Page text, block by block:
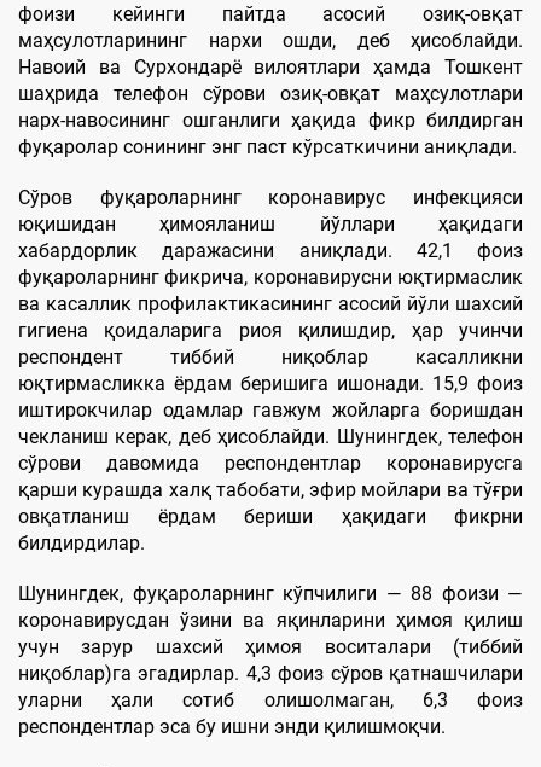
фоизи кейинги пайтда асосий озиқ-овқат
маҳсулотларининг нархи ошди, деб ҳисоблайди.
Навоий ва Сурхондарё вилоятлари ҳамда Тошкент
шаҳрида телефон сўрови озиқ-овқат маҳсулотлари
нарх-навосининг ошганлиги ҳақида фикр билдирган
фуқаролар сонининг энг паст кўрсаткичини аниқлади.
Сўров фуқароларнинг коронавирус инфекцияси
юқишидан ҳимояланиш йўллари ҳақидаги
хабардорлик даражасини аниқлади. 42,1 фоиз
фуқароларнинг фикрича, коронавирусни юқтирмаслик
ва касаллик профилактикасининг асосий йўли шахсий
гигиена қоидаларига риоя қилишдир, ҳар учинчи
респондент тиббий ниқоблар касалликни
юқтирмасликка ёрдам беришига ишонади. 15,9 фоиз
иштирокчилар одамлар гавжум жойларга боришдан
чекланиш керак, деб ҳисоблайди. Шунингдек, телефон
сўрови давомида респондентлар коронавирусга
қарши курашда халқ табобати, эфир мойлари ва тўғри
овқатланиш ёрдам бериши ҳақидаги фикрни
билдирдилар.
Шунингдек, фуқароларнинг кўпчилиги — 88 фоизи —
коронавирусдан ўзини ва яқинларини ҳимоя қилиш
учун зарур шахсий ҳимоя воситалари (тиббий
ниқоблар)га эгадирлар. 4,3 фоиз сўров қатнашчилари
уларни ҳали сотиб олишолмаган, 6,3 фоиз
респондентлар эса бу ишни энди қилишмоқчи.